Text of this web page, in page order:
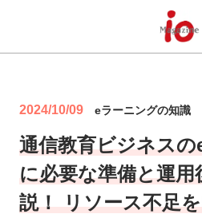
2024/10/09 eラーニングの知識
通信教育ビジネス
に必要な準備と運
説！ リソース不足